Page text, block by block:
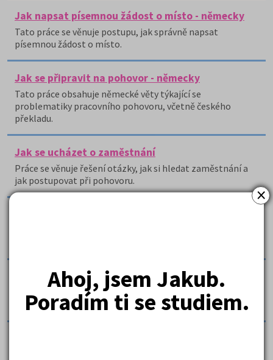
×
Ahoj, jsem Jakub.
Poradím ti se studiem.
Jak napsat písemnou žádost o místo - německy
Tato práce se věnuje postupu, jak správně napsat
písemnou žádost o místo.
Jak se připravit na pohovor - německy
Tato práce obsahuje německé věty týkající se
problematiky pracovního pohovoru, včetně českého
překladu.
Jak se ucházet o zaměstnání
Práce se věnuje řešení otázky, jak si hledat zaměstnání a
jak postupovat při pohovoru.
Klíčové faktory úspěchu
Tento text stručně seznamuje s klíčovými faktory
úspěchu.